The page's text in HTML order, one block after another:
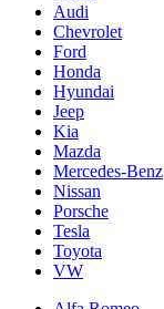
Audi
Chevrolet
Ford
Honda
Hyundai
Jeep
Kia
Mazda
Mercedes-Benz
Nissan
Porsche
Tesla
Toyota
VW